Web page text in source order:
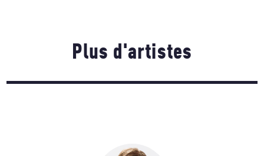
Plus d'artistes